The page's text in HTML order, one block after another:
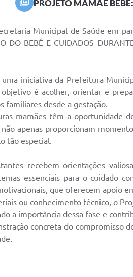
PROJETO MAMÃE
Municipal de Saúde em
DO BEBÊ E CUIDADOS
iniciativa da Prefeitura
é acolher, orientar e
familiares desde a gestação.
mamães têm a oportunidade
apenas proporcionam
tão especial.
recebem orientações
essenciais para o cuidado
que oferecem apoio
ou conhecimento técnico, o
a importância dessa fase e
concreta do compromisso